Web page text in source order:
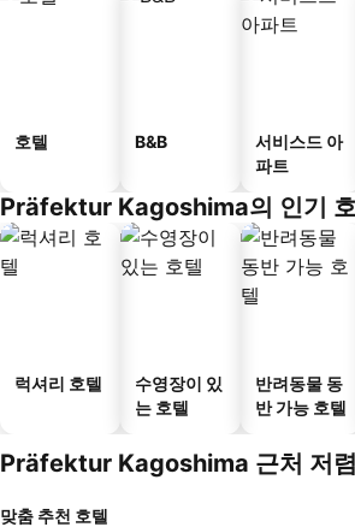
호텔 B&B
서비스드 아
파트
Präfektur Kagoshima의 인기
럭셔리 호텔
수영장이 있
는 호텔
반려동물 동
반 가능 호텔
Präfektur Kagoshima 근처 저
맞춤 추천 호텔